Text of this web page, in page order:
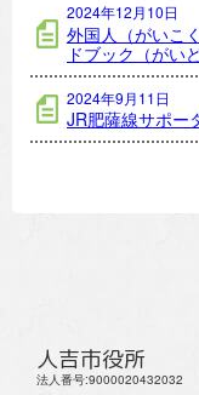
2024年12月10日
外国人（がいこ
ドブック（がい
2024年9月11日
JR肥薩線サポー
人吉市役所
法人番号:9000020432032